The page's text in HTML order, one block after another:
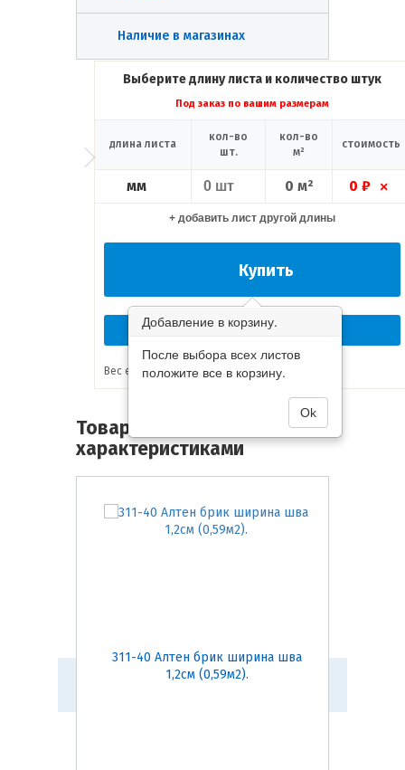
Наличие в магазинах
Выберите длину листа и количество штук
Под заказ по вашим размерам
длина листа
кол-во
шт.
кол-во
м²
стоимость
мм 0 м² 0 ₽ ×
+ добавить лист другой длины
Купить
Добавление в корзину.
После выбора всех листов
положите все в корзину.
Ok
Перезвоните мне сейчас!
Вес единицы товара:20.7 кг
Товары со схожими
характеристиками
311-40 Алтен брик ширина шва
1,2см (0,59м2).